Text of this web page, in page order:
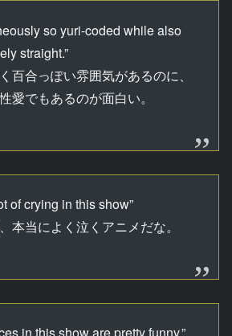
so yuri-coded while also
straight.”
百合っぽい雰囲気があるのに、
愛でもあるのが面白い。
of crying in this show”
本当によく泣くアニメだな。